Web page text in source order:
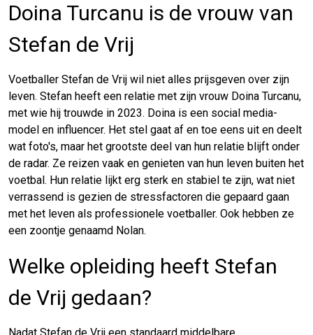
Doina Turcanu is de vrouw van
Stefan de Vrij
Voetballer Stefan de Vrij wil niet alles prijsgeven over zijn
leven. Stefan heeft een relatie met zijn vrouw Doina Turcanu,
met wie hij trouwde in 2023. Doina is een social media-
model en influencer. Het stel gaat af en toe eens uit en deelt
wat foto's, maar het grootste deel van hun relatie blijft onder
de radar. Ze reizen vaak en genieten van hun leven buiten het
voetbal. Hun relatie lijkt erg sterk en stabiel te zijn, wat niet
verrassend is gezien de stressfactoren die gepaard gaan
met het leven als professionele voetballer. Ook hebben ze
een zoontje genaamd Nolan.
Welke opleiding heeft Stefan
de Vrij gedaan?